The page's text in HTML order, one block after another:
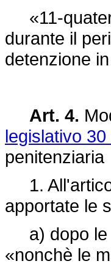
«11-
durante il
detenzione
Art. 4.
legislativo
penitenziaria
1.
apportate le
a) dopo le
«nonchè le